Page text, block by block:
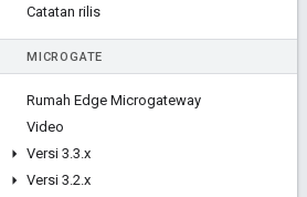
Catatan rilis
MICROGATE
Rumah Edge Microgateway
Video
Versi 3.3.x
Versi 3.2.x